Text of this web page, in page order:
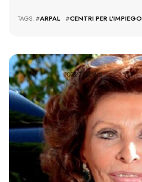
TAGS: #ARPAL #CENTRI PER L'IMPIEGO
10721 VIEWS